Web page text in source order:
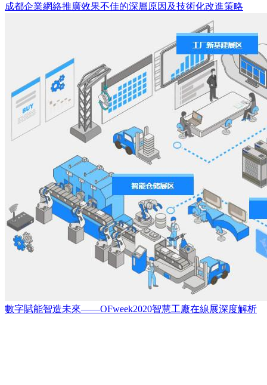
成都企業網絡推廣效果不佳的深層原因及技術化改進策略
數字賦能智造未來——OFweek2020智慧工廠在線展深度解析